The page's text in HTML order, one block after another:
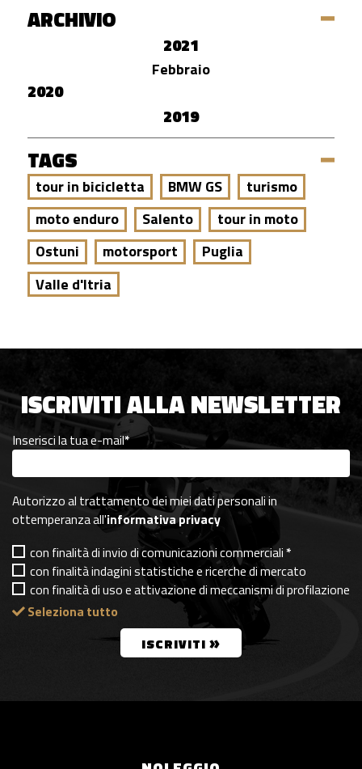
ARCHIVIO
2021
Febbraio
2020
2019
TAGS
tour in bicicletta BMW GS
turismo
moto enduro
Salento
tour in moto
Ostuni
motorsport
Puglia
Valle d'Itria
ISCRIVITI ALLA NEWSLETTER
Inserisci la tua e-mail*
Autorizzo al trattamento dei miei dati personali in
ottemperanza all'informativa privacy
con finalità di invio di comunicazioni commerciali*
con finalità indagini statistiche e ricerche di mercato
con finalità di uso e attivazione di meccanismi di profilazione
Seleziona tutto
ISCRIVITI »